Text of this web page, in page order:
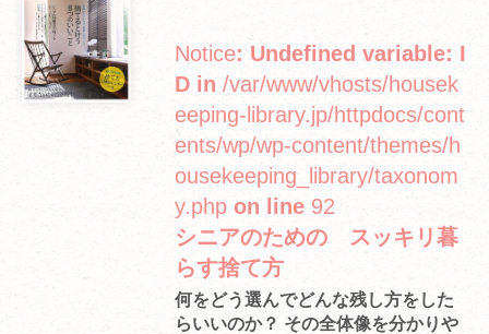
Notice: Undefined variable: I
D in /var/www/vhosts/housek
eeping-library.jp/httpdocs/cont
ents/wp/wp-content/themes/h
ousekeeping_library/taxonom
y.php on line 92
シニアのための スッキリ暮
らす捨て方
何をどう選んでどんな残し方をした
らいいのか？ その全体像を分かりや